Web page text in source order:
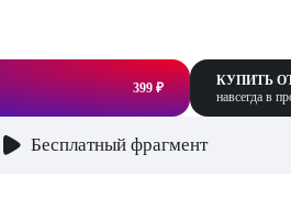
399 ₽
КУПИТЬ
навсегда в
Бесплатный фрагмент